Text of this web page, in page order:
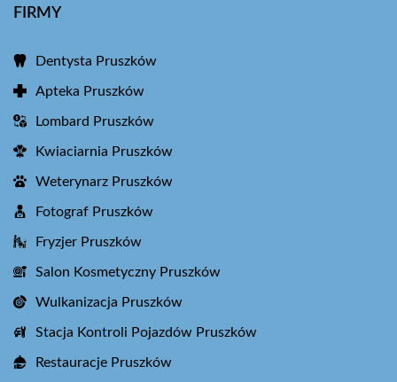
FIRMY
Dentysta Pruszków
Apteka Pruszków
Lombard Pruszków
Kwiaciarnia Pruszków
Weterynarz Pruszków
Fotograf Pruszków
Fryzjer Pruszków
Salon Kosmetyczny Pruszków
Wulkanizacja Pruszków
Stacja Kontroli Pojazdów Pruszków
Restauracje Pruszków